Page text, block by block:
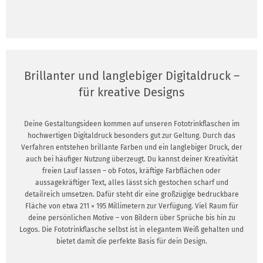
Brillanter und langlebiger Digitaldruck –
für kreative Designs
Deine Gestaltungsideen kommen auf unseren Fototrinkflaschen im
hochwertigen Digitaldruck besonders gut zur Geltung. Durch das
Verfahren entstehen brillante Farben und ein langlebiger Druck, der
auch bei häufiger Nutzung überzeugt. Du kannst deiner Kreativität
freien Lauf lassen – ob Fotos, kräftige Farbflächen oder
aussagekräftiger Text, alles lässt sich gestochen scharf und
detailreich umsetzen. Dafür steht dir eine großzügige bedruckbare
Fläche von etwa 211 × 195 Millimetern zur Verfügung. Viel Raum für
deine persönlichen Motive – von Bildern über Sprüche bis hin zu
Logos. Die Fototrinkflasche selbst ist in elegantem Weiß gehalten und
bietet damit die perfekte Basis für dein Design.